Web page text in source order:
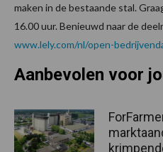
maken in de bestaande stal.
16.00 uur. Benieuwd naar de
www.lely.com/nl/open-
Aanbevolen voor